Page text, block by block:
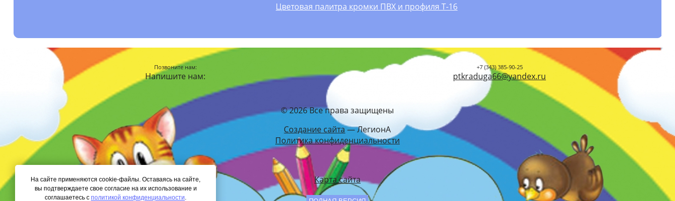
Цветовая палитра кромки ПВХ и профиля Т-16
Позвоните нам:
Напишите нам:
+7 (343) 385-90-25
ptkraduga66@yandex.ru
© 2026 Все права защищены
Создание сайта— ЛегионА
Политика конфиденциальности
Карта сайта
На сайте применяются cookie-файлы. Оставаясь на сайте,
вы подтверждаете свое согласие на их использование и
соглашаетесь с политикой конфиденциальности.